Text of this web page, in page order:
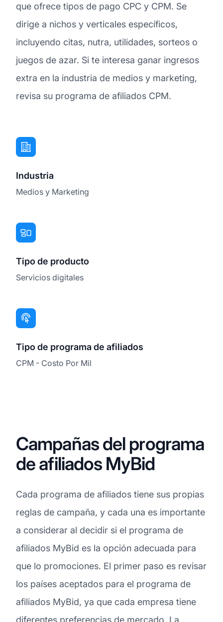
que ofrece tipos de pago CPC y CPM. Se
dirige a nichos y verticales específicos,
incluyendo citas, nutra, utilidades, sorteos o
juegos de azar. Si te interesa ganar ingresos
extra en la industria de medios y marketing,
revisa su programa de afiliados CPM.
Industria
Medios y Marketing
Tipo de producto
Servicios digitales
Tipo de programa de afiliados
CPM - Costo Por Mil
Campañas del programa
de afiliados MyBid
Cada programa de afiliados tiene sus propias
reglas de campaña, y cada una es importante
a considerar al decidir si el programa de
afiliados MyBid es la opción adecuada para
que lo promociones. El primer paso es revisar
los países aceptados para el programa de
afiliados MyBid, ya que cada empresa tiene
diferentes preferencias de mercado. La